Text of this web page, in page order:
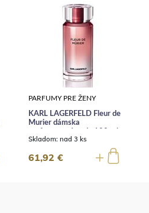
PARFUMY PRE ŽENY
KARL LAGERFELD Fleur de
Murier dámska
Skladom: nad 3 ks
61,92 €